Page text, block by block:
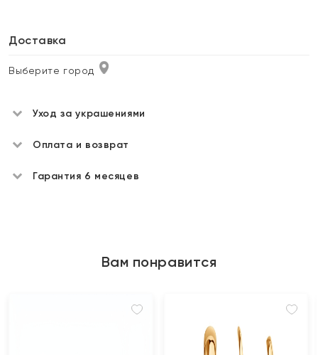
Доставка
Выберите город
Уход за украшениями
Оплата и возврат
Гарантия 6 месяцев
Вам понравится